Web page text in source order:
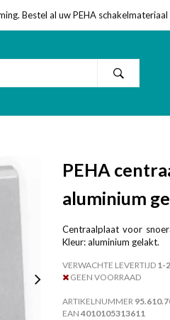
Bestel al uw PEHA
PEHA
aluminium
Centraalplaat voor
Kleur: aluminium gelakt.
VERWACHTE LEVERTIJD1-
GEEN VOORRAAD
ARTIKELNUMMER
EAN 4010105313611